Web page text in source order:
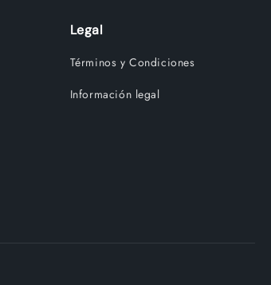
Legal
Términos y Condiciones
Información legal